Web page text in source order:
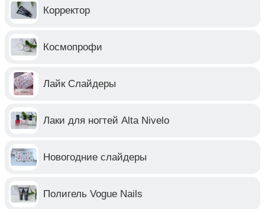
Корректор
Космопрофи
Лайк Слайдеры
Лаки для ногтей Alta Nivelo
Новогодние слайдеры
Полигель Vogue Nails